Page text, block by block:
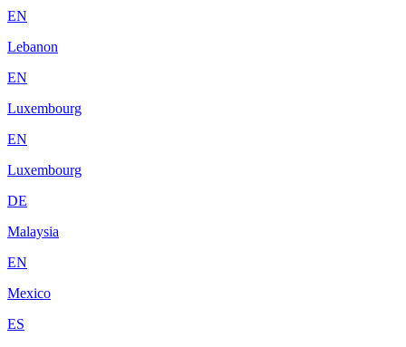
EN
Lebanon
EN
Luxembourg
EN
Luxembourg
DE
Malaysia
EN
Mexico
ES